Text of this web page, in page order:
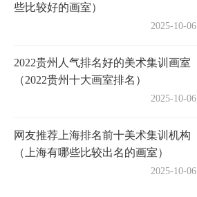
些比较好的画室）
2025-10-06
2022贵州人气排名好的美术集训画室
（2022贵州十大画室排名）
2025-10-06
网友推荐上海排名前十美术集训机构
（上海有哪些比较出名的画室）
2025-10-06